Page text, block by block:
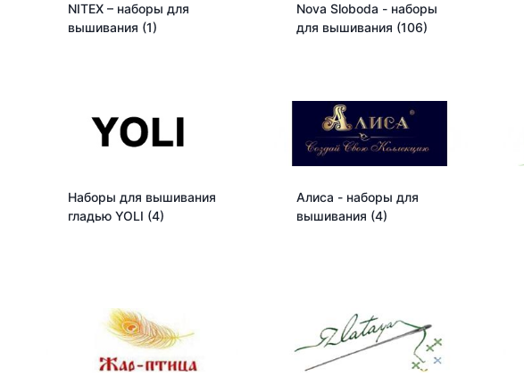
NITEX – наборы для
вышивания (1)
Nova Sloboda - наборы
для вышивания (106)
Наборы для вышивания
гладью YOLI (4)
Алиса - наборы для
вышивания (4)